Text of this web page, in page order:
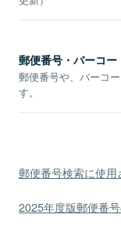
郵便番号・バーコ
郵便番号や、バーコ
す。
郵便番号検索に使
2025年度版郵便番